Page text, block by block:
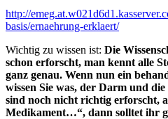
http://
basis/ernaehrung-erklaert/
Wichtig zu wissen ist: Die
schon erforscht, man kennt alle
ganz genau. Wenn nun ein
wissen Sie was, der Darm und
sind noch nicht richtig erforscht,
Medikament…“, dann solltet ihr